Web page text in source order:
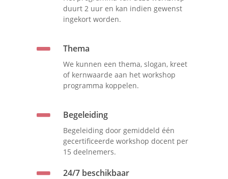
duurt 2 uur en kan indien gewenst
ingekort worden.
Thema
We kunnen een thema, slogan, kreet
of kernwaarde aan het workshop
programma koppelen.
Begeleiding
Begeleiding door gemiddeld één
gecertificeerde workshop docent per
15 deelnemers.
24/7 beschikbaar